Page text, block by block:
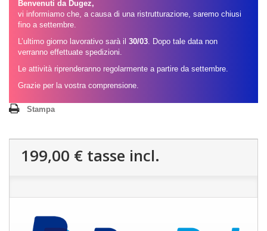
Benvenuti da Dugez,
vi informiamo che, a causa di una ristrutturazione, saremo chiusi
fino a settembre.
L’ultimo giorno lavorativo sarà il 30/03. Dopo tale data non
verranno effettuate spedizioni.
Le attività riprenderanno regolarmente a partire da settembre.
Grazie per la vostra comprensione.
Stampa
199,00 € tasse incl.